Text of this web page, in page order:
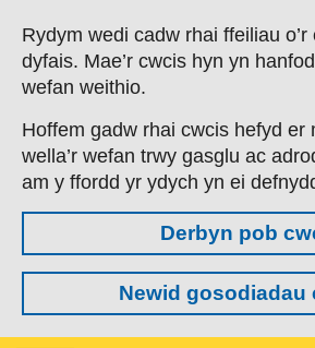
Skip to main content
Rydym wedi cadw rhai ffeiliau
dyfais. Mae’r cwcis hyn yn
wefan weithio.
Hoffem gadw rhai cwcis hefyd er
wella’r wefan trwy gasglu ac
am y ffordd yr ydych yn ei
Derbyn pob
Newid gosodiadau